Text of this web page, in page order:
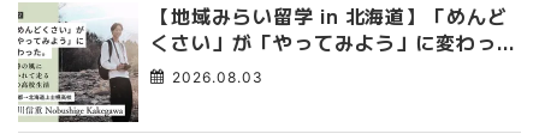
【地域みらい留学 in 北海道】「めんど
くさい」が「やってみよう」に変わっ
た。 十勝の風に吹かれて走る、僕の泥
2026.08.03